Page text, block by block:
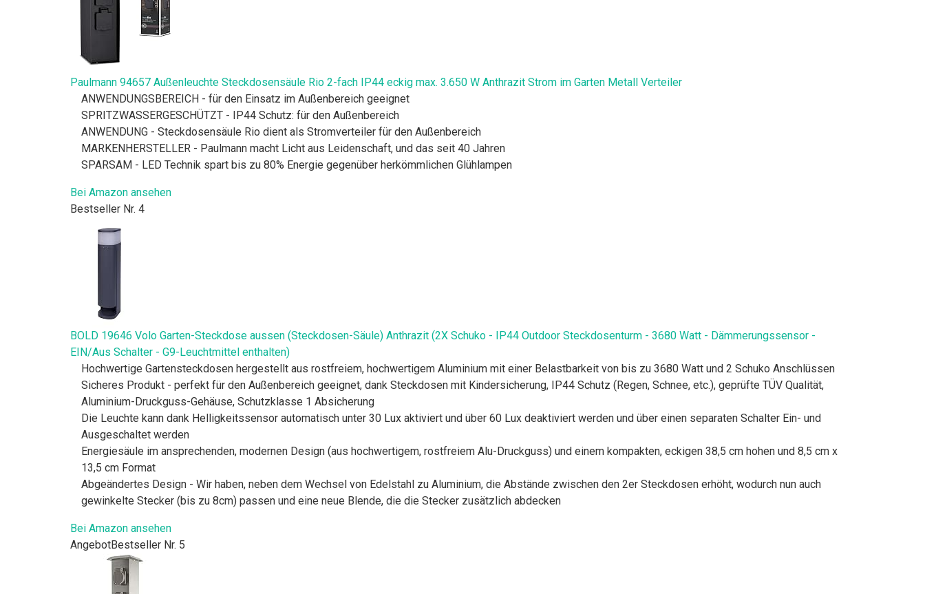
Paulmann 94657 Außenleuchte Steckdosensäule Rio 2-fach IP44 eckig max. 3.650 W Anthrazit Strom im Garten Metall Verteiler
ANWENDUNGSBEREICH - für den Einsatz im Außenbereich geeignet
SPRITZWASSERGESCHÜTZT - IP44 Schutz: für den Außenbereich
ANWENDUNG - Steckdosensäule Rio dient als Stromverteiler für den Außenbereich
MARKENHERSTELLER - Paulmann macht Licht aus Leidenschaft, und das seit 40 Jahren
SPARSAM - LED Technik spart bis zu 80% Energie gegenüber herkömmlichen Glühlampen
Bei Amazon ansehen
Bestseller Nr. 4
BOLD 19646 Volo Garten-Steckdose aussen (Steckdosen-Säule) Anthrazit (2X Schuko - IP44 Outdoor Steckdosenturm - 3680 Watt - Dämmerungssensor -
EIN/Aus Schalter - G9-Leuchtmittel enthalten)
Hochwertige Gartensteckdosen hergestellt aus rostfreiem, hochwertigem Aluminium mit einer Belastbarkeit von bis zu 3680 Watt und 2 Schuko Anschlüssen
Sicheres Produkt - perfekt für den Außenbereich geeignet, dank Steckdosen mit Kindersicherung, IP44 Schutz (Regen, Schnee, etc.), geprüfte TÜV Qualität,
Aluminium-Druckguss-Gehäuse, Schutzklasse 1 Absicherung
Die Leuchte kann dank Helligkeitssensor automatisch unter 30 Lux aktiviert und über 60 Lux deaktiviert werden und über einen separaten Schalter Ein- und
Ausgeschaltet werden
Energiesäule im ansprechenden, modernen Design (aus hochwertigem, rostfreiem Alu-Druckguss) und einem kompakten, eckigen 38,5 cm hohen und 8,5 cm x
13,5 cm Format
Abgeändertes Design - Wir haben, neben dem Wechsel von Edelstahl zu Aluminium, die Abstände zwischen den 2er Steckdosen erhöht, wodurch nun auch
gewinkelte Stecker (bis zu 8cm) passen und eine neue Blende, die die Stecker zusätzlich abdecken
Bei Amazon ansehen
AngebotBestseller Nr. 5